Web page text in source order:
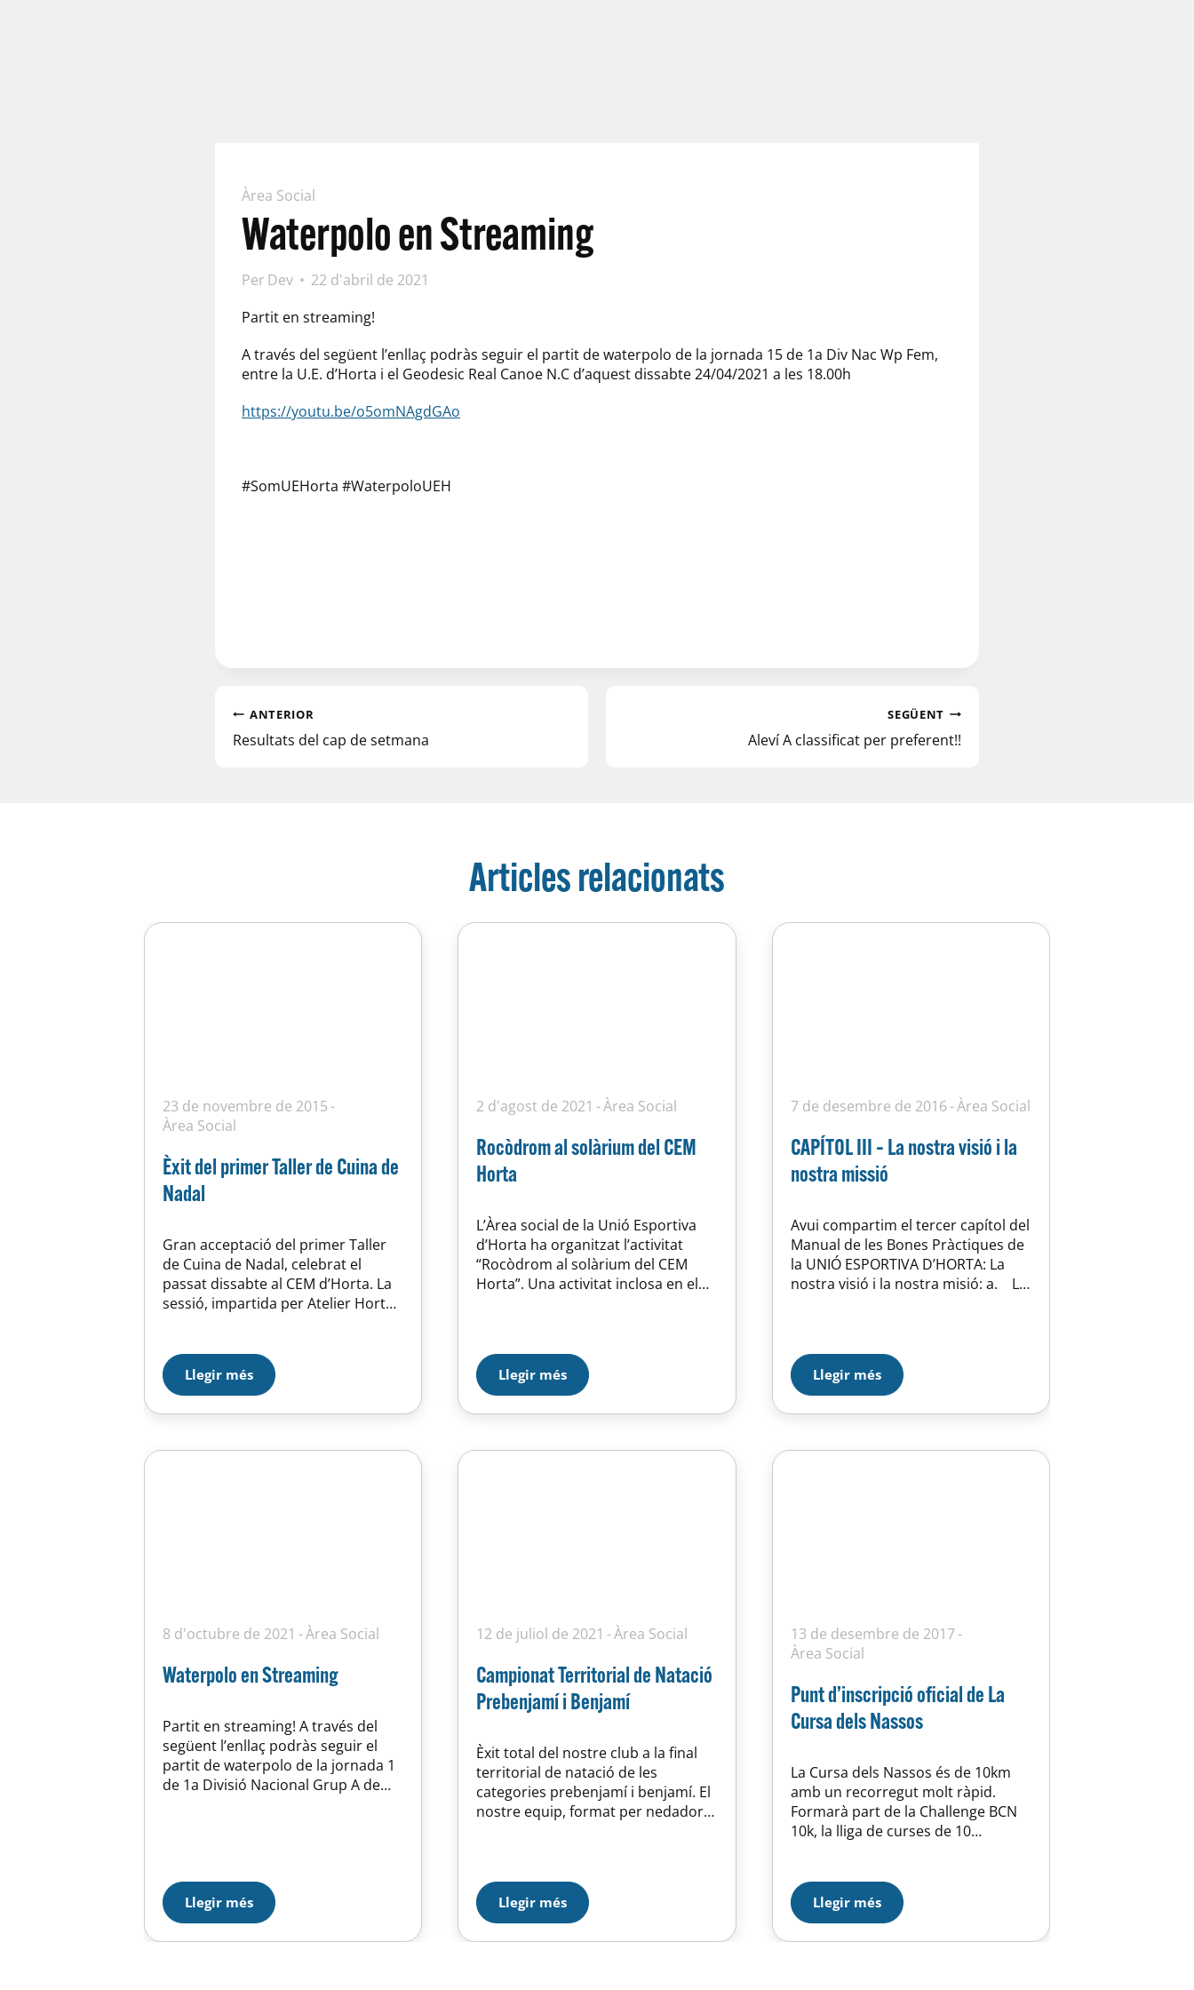
Àrea Social
Waterpolo en Streaming
Per Dev
22 d'abril de 2021
Partit en streaming!
A través del següent l’enllaç podràs seguir el partit de waterpolo de la jornada 15 de 1a Div Nac Wp Fem,
entre la U.E. d’Horta i el Geodesic Real Canoe N.C d’aquest dissabte 24/04/2021 a les 18.00h
https://youtu.be/o5omNAgdGAo
#SomUEHorta #WaterpoloUEH
ANTERIOR
Resultats del cap de setmana
SEGÜENT
Aleví A classificat per preferent!!
Articles relacionats
23 de novembre de 2015
Àrea Social
Èxit del primer Taller de Cuina de
Nadal
Gran acceptació del primer Taller
de Cuina de Nadal, celebrat el
passat dissabte al CEM d’Horta. La
sessió, impartida per Atelier Horta,
de 14 inscrites, que van subratllar
les inspiracions que en treuran per
a les properes vetllades de
desembre i gener. Donada la seva
Llegir més
2 d'agost de 2021 Àrea Social
Rocòdrom al solàrium del CEM
Horta
L’Àrea social de la Unió Esportiva
d’Horta ha organitzat l’activitat
“Rocòdrom al solàrium del CEM
Horta”. Una activitat inclosa en el
15:30 a 18:00h. Organitzada per
l’àrea social de la UEH en
col·laboració amb la…
Llegir més
7 de desembre de 2016 Àrea Social
CAPÍTOL III – La nostra visió i la
nostra missió
Avui compartim el tercer capítol del
Manual de les Bones Pràctiques de
la UNIÓ ESPORTIVA D’HORTA: La
nostra visió i la nostra misió: a. La
que vol promoure el creixement
integral de les persones a través
de…
Llegir més
8 d'octubre de 2021 Àrea Social
Waterpolo en Streaming
Partit en streaming! A través del
següent l’enllaç podràs seguir el
partit de waterpolo de la jornada 1
de 1a Divisió Nacional Grup A de
https://www.youtube.com/watch?
v=FbpqvKAcwqU #UEHortaHaxelia
#SomUEHorta #WaterpoloUEH
Llegir més
12 de juliol de 2021 Àrea Social
Campionat Territorial de Natació
Prebenjamí i Benjamí
Èxit total del nostre club a la final
territorial de natació de les
categories prebenjamí i benjamí. El
nostre equip, format per nedadors
terme tant pels nedadors/es com
per un gran grup entrenadors. …
Llegir més
13 de desembre de 2017
Àrea Social
Punt d’inscripció oficial de La
Cursa dels Nassos
La Cursa dels Nassos és de 10km
amb un recorregut molt ràpid.
Formarà part de la Challenge BCN
10k, la lliga de curses de 10
Aquesta edició tindrà grans
novetats com espectacles
d’il·luminació, túnels al recorregut,
leds i espectacle de foc. I el millor
Llegir més